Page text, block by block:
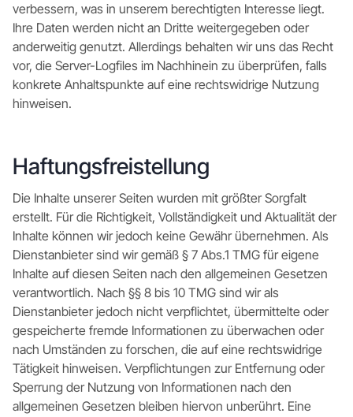
verbessern, was in unserem berechtigten Interesse liegt.
Ihre Daten werden nicht an Dritte weitergegeben oder
anderweitig genutzt. Allerdings behalten wir uns das Recht
vor, die Server-Logfiles im Nachhinein zu überprüfen, falls
konkrete Anhaltspunkte auf eine rechtswidrige Nutzung
hinweisen.
Haftungsfreistellung
Die Inhalte unserer Seiten wurden mit größter Sorgfalt
erstellt. Für die Richtigkeit, Vollständigkeit und Aktualität der
Inhalte können wir jedoch keine Gewähr übernehmen. Als
Dienstanbieter sind wir gemäß § 7 Abs.1 TMG für eigene
Inhalte auf diesen Seiten nach den allgemeinen Gesetzen
verantwortlich. Nach §§ 8 bis 10 TMG sind wir als
Dienstanbieter jedoch nicht verpflichtet, übermittelte oder
gespeicherte fremde Informationen zu überwachen oder
nach Umständen zu forschen, die auf eine rechtswidrige
Tätigkeit hinweisen. Verpflichtungen zur Entfernung oder
Sperrung der Nutzung von Informationen nach den
allgemeinen Gesetzen bleiben hiervon unberührt. Eine